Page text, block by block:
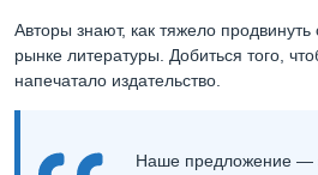
Авторы знают, как тяжело
рынке литературы. Добиться того,
напечатало издательство.
Наше предложение —